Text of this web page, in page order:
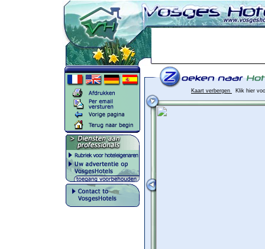
Kaart verbergen Klik hier